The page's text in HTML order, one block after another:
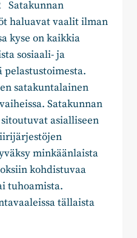
Satakunnan
haluavat vaalit ilman
kyse on kaikkia
sosiaali- ja
pelastustoimesta.
satakuntalainen
Satakunnan
asialliseen
minkäänlaista
kohdistuvaa
tuhoamista.
tällaista